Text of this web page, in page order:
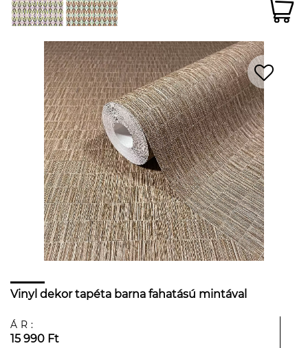
Vinyl dekor tapéta barna fahatású mintával
ÁR:
15 990 Ft